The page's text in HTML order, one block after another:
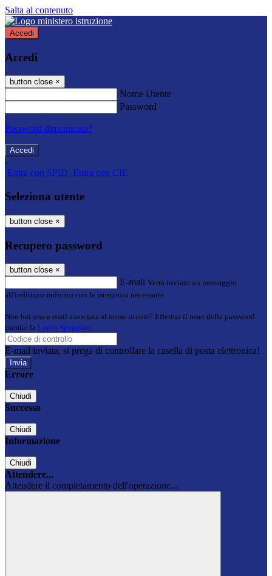
Salta al contenuto
Accedi
Accedi
button close ×
Nome Utente
Password
Password dimenticata?
-
Entra con SPID Entra con CIE
Seleziona utente
button close ×
Recupero password
button close ×
E-mail Verrà inviato un messaggio
all'indirizzo indicato con le istruzioni necessarie.
Non hai una e-mail associata al nome utente? Effettua il reset della password
tramite la Login Spaggiari
E-mail inviata, si prega di controllare la casella di posta elettronica!
Errore
Chiudi
Successo
Chiudi
Informazione
Chiudi
Attendere...
Attendere il completamento dell'operazione...